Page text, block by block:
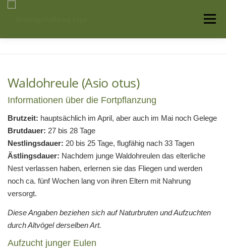
Menü
Auffangstationen
Waldohreule (Asio otus)
Informationen über die Fortpflanzung
Brutzeit: hauptsächlich im April, aber auch im Mai noch Gelege
Brutdauer: 27 bis 28 Tage
Nestlingsdauer: 20 bis 25 Tage, flugfähig nach 33 Tagen
Ästlingsdauer: Nachdem junge Waldohreulen das elterliche
Nest verlassen haben, erlernen sie das Fliegen und werden
noch ca. fünf Wochen lang von ihren Eltern mit Nahrung
versorgt.
Diese Angaben beziehen sich auf Naturbruten und Aufzuchten
durch Altvögel derselben Art.
Aufzucht junger Eulen